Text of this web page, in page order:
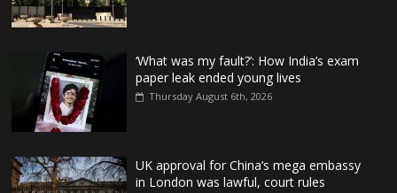
‘What was my fault?’: How India’s exam
paper leak ended young lives
Thursday August 6th, 2026
UK approval for China’s mega embassy
in London was lawful, court rules